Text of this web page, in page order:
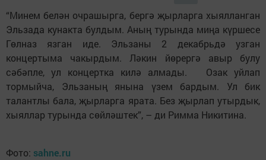
“Минем белән очрашырга, бергә җырларга хыялланган
Эльзада кунакта булдым. Аның турында миңа күршесе
Гөлназ язган иде. Эльзаны 2 декабрьдә узган
концертыма чакырдым. Ләкин йөрергә авыр булу
сәбәпле, ул концертка килә алмады. Озак уйлап
тормыйча, Эльзаның янына үзем бардым. Ул бик
талантлы бала, җырларга ярата. Без җырлап утырдык,
хыяллар турында сөйләштек”, – ди Римма Никитина.
Фото: sahne.ru